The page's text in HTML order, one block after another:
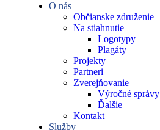
O nás
Občianske združenie
Na stiahnutie
Logotypy
Plagáty
Projekty
Partneri
Zverejňovanie
Výročné správy
Ďalšie
Kontakt
Služby